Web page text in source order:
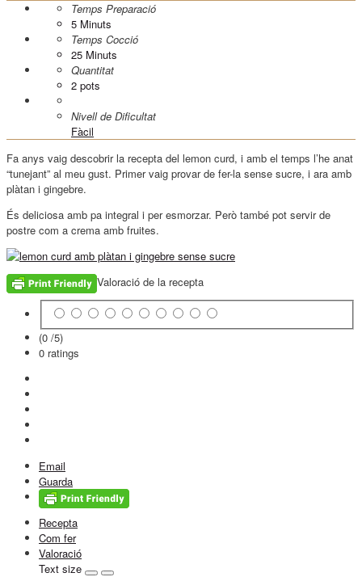
Temps Preparació
5 Minuts
Temps Cocció
25 Minuts
Quantitat
2 pots
Nivell de Dificultat
Fàcil
Fa anys vaig descobrir la recepta del lemon curd, i amb el temps l’he anat
“tunejant” al meu gust. Primer vaig provar de fer-la sense sucre, i ara amb
plàtan i gingebre.
És deliciosa amb pa integral i per esmorzar. Però també pot servir de
postre com a crema amb fruites.
Valoració de la recepta
(0 /5)
0 ratings
Email
Guarda
Recepta
Com fer
Valoració
Text size